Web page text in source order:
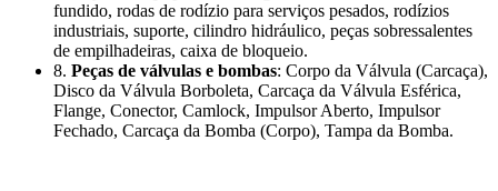
fundido, rodas de rodízio para serviços pesados, rodízios
industriais, suporte, cilindro hidráulico, peças sobressalentes
de empilhadeiras, caixa de bloqueio.
8. Peças de válvulas e bombas: Corpo da Válvula (Carcaça),
Disco da Válvula Borboleta, Carcaça da Válvula Esférica,
Flange, Conector, Camlock, Impulsor Aberto, Impulsor
Fechado, Carcaça da Bomba (Corpo), Tampa da Bomba.